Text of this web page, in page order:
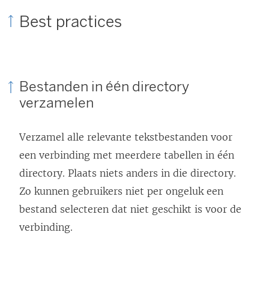
Best practices
Bestanden in één directory
verzamelen
Verzamel alle relevante tekstbestanden voor
een verbinding met meerdere tabellen in één
directory. Plaats niets anders in die directory.
Zo kunnen gebruikers niet per ongeluk een
bestand selecteren dat niet geschikt is voor de
verbinding.